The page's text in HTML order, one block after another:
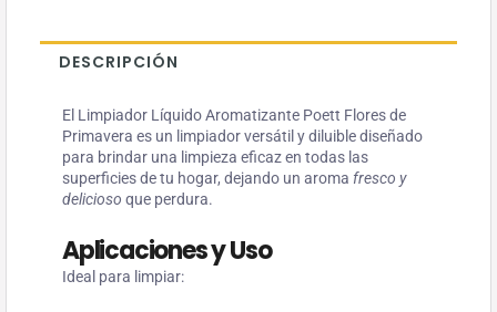
DESCRIPCIÓN
El Limpiador Líquido Aromatizante Poett Flores de
Primavera es un limpiador versátil y diluible diseñado
para brindar una limpieza eficaz en todas las
superficies de tu hogar, dejando un aroma fresco y
delicioso que perdura.
Aplicaciones y Uso
Ideal para limpiar: